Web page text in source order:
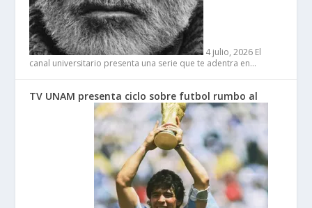
4 julio, 2026 El
canal universitario presenta una serie que te adentra en…
TV UNAM presenta ciclo sobre futbol rumbo al